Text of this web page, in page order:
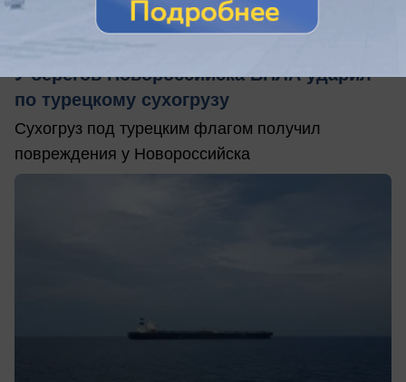
У берегов Новороссийска БПЛА ударил
по турецкому сухогрузу
Сухогруз под турецким флагом получил
повреждения у Новороссийска